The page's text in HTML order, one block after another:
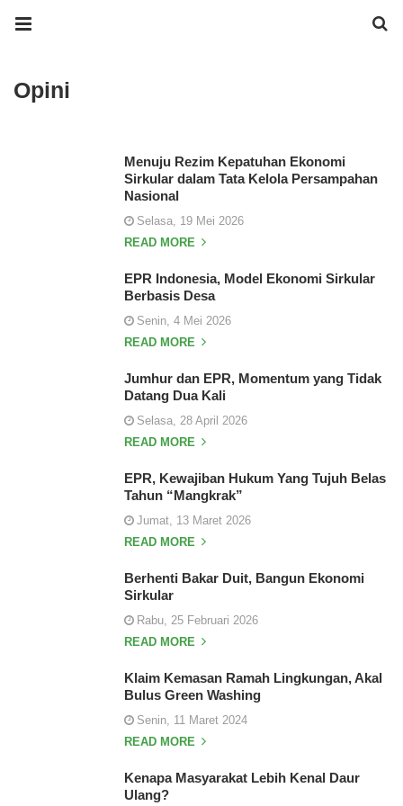
Opini
Menuju Rezim Kepatuhan Ekonomi
Sirkular dalam Tata Kelola Persampahan
Nasional
Selasa, 19 Mei 2026
READ MORE
EPR Indonesia, Model Ekonomi Sirkular
Berbasis Desa
Senin, 4 Mei 2026
READ MORE
Jumhur dan EPR, Momentum yang Tidak
Datang Dua Kali
Selasa, 28 April 2026
READ MORE
EPR, Kewajiban Hukum Yang Tujuh Belas
Tahun “Mangkrak”
Jumat, 13 Maret 2026
READ MORE
Berhenti Bakar Duit, Bangun Ekonomi
Sirkular
Rabu, 25 Februari 2026
READ MORE
Klaim Kemasan Ramah Lingkungan, Akal
Bulus Green Washing
Senin, 11 Maret 2024
READ MORE
Kenapa Masyarakat Lebih Kenal Daur
Ulang?